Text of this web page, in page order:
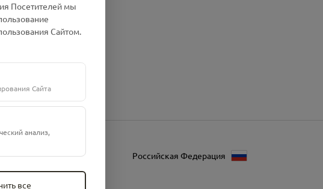
Российская Федерация
Посетителей мы
Сайтом.
Сайта
анализ,
все